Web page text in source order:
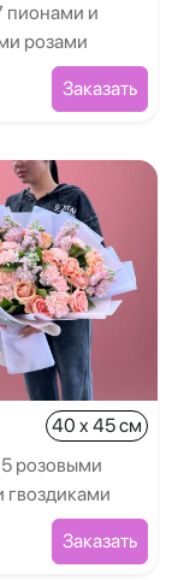
пионами и
розами
Заказать
40 x 45 см
розовыми
гвоздиками
Заказать